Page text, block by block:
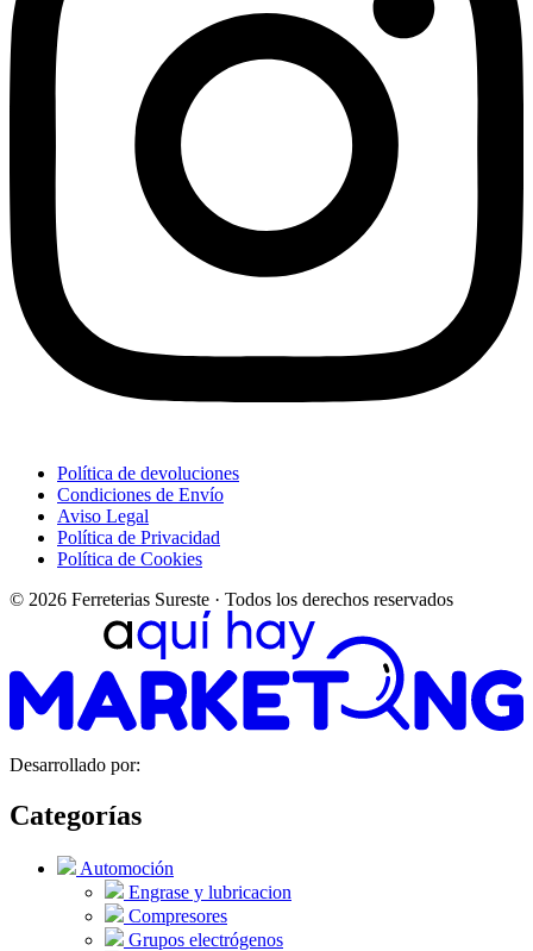
Política de devoluciones
Condiciones de Envío
Aviso Legal
Política de Privacidad
Política de Cookies
© 2026 Ferreterias Sureste · Todos los derechos reservados
Desarrollado por:
Categorías
Automoción
Engrase y lubricacion
Compresores
Grupos electrógenos